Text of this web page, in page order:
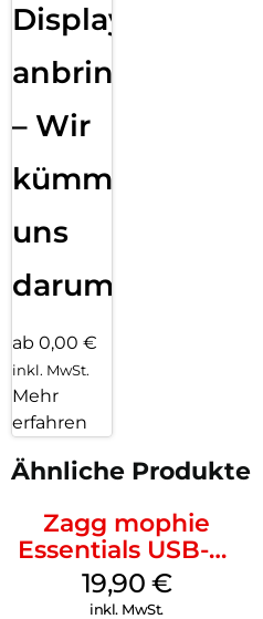
Displayfolie
anbringen
– Wir
kümmern
uns
darum!
ab 0,00 €
inkl. MwSt.
Mehr
erfahren
Ähnliche Produkte
Zagg mophie
Essentials USB-C-
20W Charger PD
Weiß
19,90 €
inkl. MwSt.